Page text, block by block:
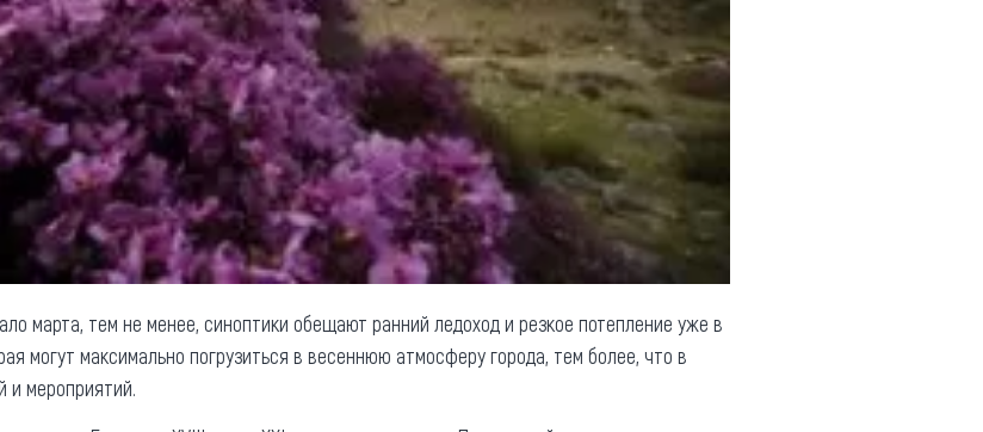
марта, тем не менее, синоптики обещают ранний ледоход и резкое потепление уже в
могут максимально погрузиться в весеннюю атмосферу города, тем более, что в
и мероприятий.